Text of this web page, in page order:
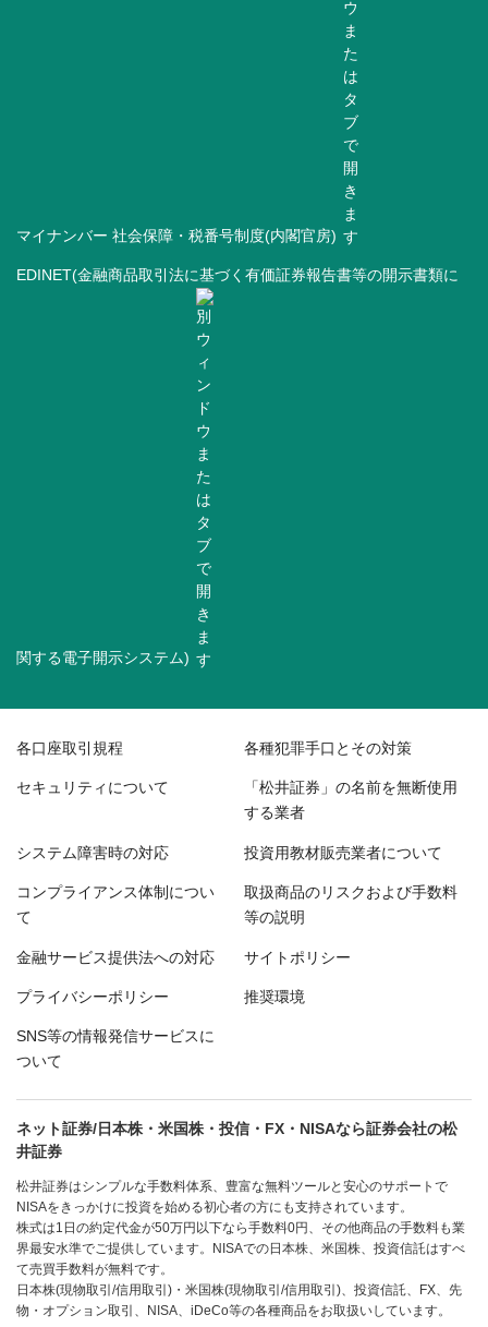
マイナンバー 社会保障・税番号制度(内閣官房)
EDINET(金融商品取引法に基づく有価証券報告書等の開示書類に
関する電子開示システム)
各口座取引規程 各種犯罪手口とその対策
セキュリティについて 「松井証券」の名前を無断使用
する業者
システム障害時の対応 投資用教材販売業者について
コンプライアンス体制につい
て
取扱商品のリスクおよび手数料
等の説明
金融サービス提供法への対応 サイトポリシー
プライバシーポリシー 推奨環境
SNS等の情報発信サービスに
ついて
ネット証券/日本株・米国株・投信・FX・NISAなら証券会社の松
井証券
松井証券はシンプルな手数料体系、豊富な無料ツールと安心のサポートで
NISAをきっかけに投資を始める初心者の方にも支持されています。
株式は1日の約定代金が50万円以下なら手数料0円、その他商品の手数料も業
界最安水準でご提供しています。NISAでの日本株、米国株、投資信託はすべ
て売買手数料が無料です。
日本株(現物取引/信用取引)・米国株(現物取引/信用取引)、投資信託、FX、先
物・オプション取引、NISA、iDeCo等の各種商品をお取扱いしています。